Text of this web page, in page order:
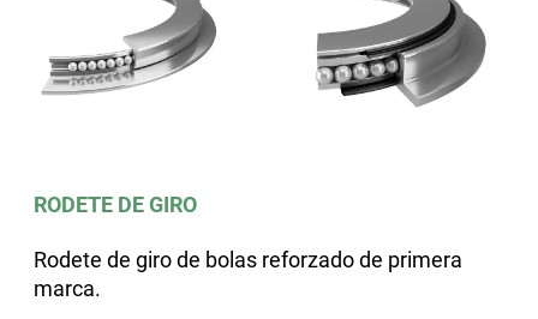
RODETE DE GIRO
Rodete de giro de bolas reforzado de primera
marca.